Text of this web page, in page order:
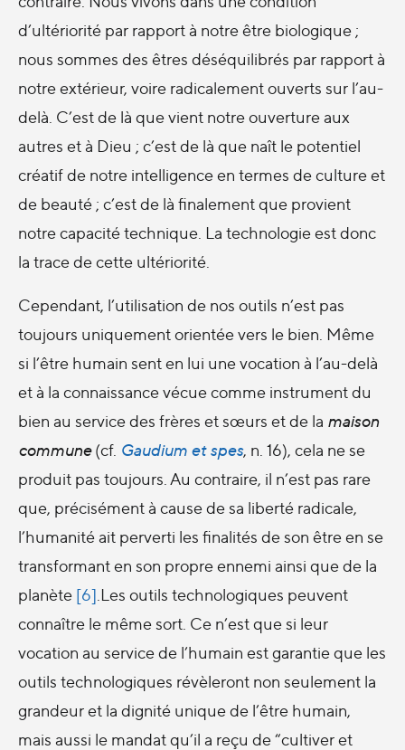
d’ultériorité par rapport à notre être biologique ;
nous sommes des êtres déséquilibrés par rapport à
notre extérieur, voire radicalement ouverts sur l’au-
delà. C’est de là que vient notre ouverture aux
autres et à Dieu ; c’est de là que naît le potentiel
créatif de notre intelligence en termes de culture et
de beauté ; c’est de là finalement que provient
notre capacité technique. La technologie est donc
la trace de cette ultériorité.
Cependant, l’utilisation de nos outils n’est pas
toujours uniquement orientée vers le bien. Même
si l’être humain sent en lui une vocation à l’au-delà
et à la connaissance vécue comme instrument du
bien au service des frères et sœurs et de la maison
commune(cf. Gaudium et spes, n. 16), cela ne se
produit pas toujours. Au contraire, il n’est pas rare
que, précisément à cause de sa liberté radicale,
l’humanité ait perverti les finalités de son être en se
transformant en son propre ennemi ainsi que de la
planète [6] .Les outils technologiques peuvent
connaître le même sort. Ce n’est que si leur
vocation au service de l’humain est garantie que les
outils technologiques révèleront non seulement la
grandeur et la dignité unique de l’être humain,
mais aussi le mandat qu’il a reçu de “cultiver et